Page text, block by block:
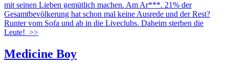
mit seinen Lieben gemütlich machen. Am Ar***. 21% der
Gesamtbevölkerung hat schon mal keine Ausrede und der Rest?
Runter vom Sofa und ab in die Liveclubs. Daheim sterben die
Leute! >>
Medicine Boy